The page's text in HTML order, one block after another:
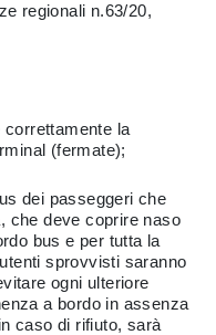
regionali n.63/20,
correttamente la
(fermate);
dei passeggeri che
che deve coprire naso
bus e per tutta la
sprovvisti saranno
ogni ulteriore
a bordo in assenza
caso di rifiuto, sarà